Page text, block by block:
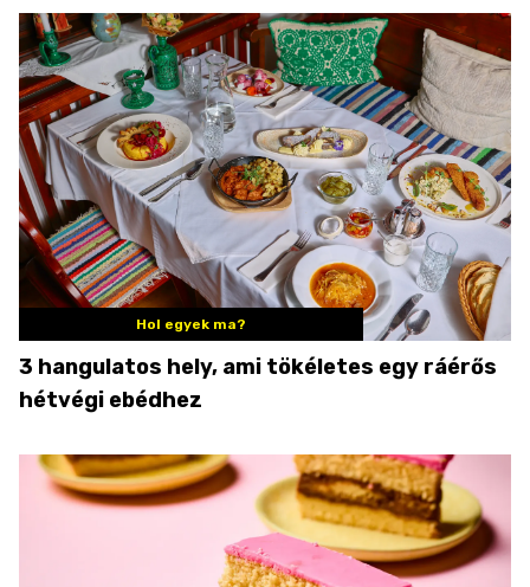
Hol egyek ma?
3 hangulatos hely, ami tökéletes egy ráérős
hétvégi ebédhez